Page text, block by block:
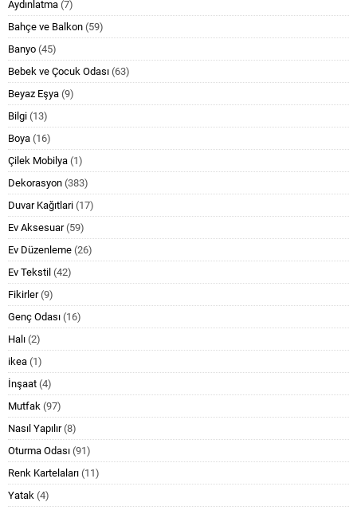
Aydınlatma (7)
Bahçe ve Balkon (59)
Banyo (45)
Bebek ve Çocuk Odası (63)
Beyaz Eşya (9)
Bilgi (13)
Boya (16)
Çilek Mobilya (1)
Dekorasyon (383)
Duvar Kağıtlari (17)
Ev Aksesuar(59)
Ev Düzenleme (26)
Ev Tekstil (42)
Fikirler(9)
Genç Odası (16)
Halı (2)
ikea (1)
İnşaat (4)
Mutfak (97)
Nasıl Yapılır(8)
Oturma Odası (91)
Renk Kartelaları (11)
Yatak (4)